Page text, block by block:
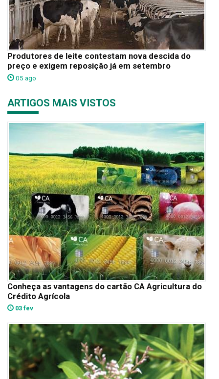
Produtores de leite contestam nova descida do
preço e exigem reposição já em setembro
05 ago
ARTIGOS MAIS VISTOS
Conheça as vantagens do cartão CA Agricultura do
Crédito Agrícola
03 fev